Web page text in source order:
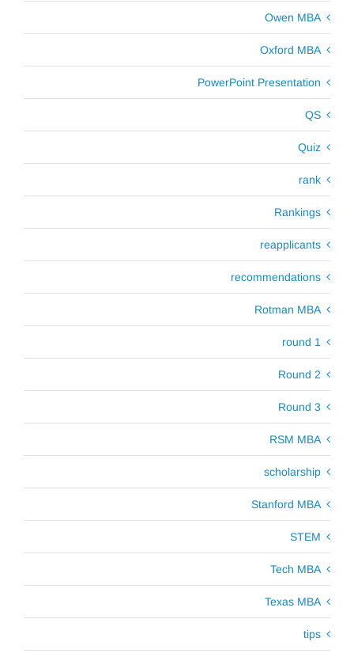
Owen MBA
Oxford MBA
PowerPoint Presentation
QS
Quiz
rank
Rankings
reapplicants
recommendations
Rotman MBA
round 1
Round 2
Round 3
RSM MBA
scholarship
Stanford MBA
STEM
Tech MBA
Texas MBA
tips